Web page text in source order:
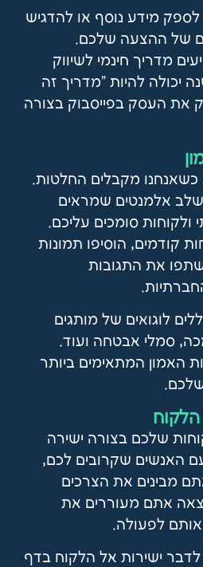
מידע נוסף או להדגיש
של ההצעה שלכם.
מדריך חינמי לשיווק
יכולה להיות "מדריך זה
את העסק בפייסבוק בצורה
כשאנחנו מקבלים החלטות.
אלמנטים שמראים
סומכים עליכם.
קודמים, הוסיפו תמונות
את התגובות
לוגואים של מותגים
סמלי אבטחה ועוד.
האמון המתאימים ביותר
שלכם בצורה ישירה
האנשים שקרובים לכם,
מבינים את הצרכים
אתם מעוררים את
לפעולה.
ישירות אל הלקוח בדף